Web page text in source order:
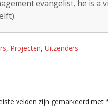
evangelist, he is a
, Projecten, Uitzenders
velden zijn gemarkeerd met